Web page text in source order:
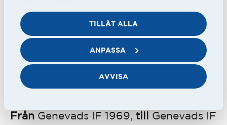
TILLÅT ALLA
ANPASSA
AVVISA
mindre än sex gånger. Inför 1980 gick
han över till Kornhults IK.
WAYNE FOGELBERG
Från Genevads IF 1969, till Genevads IF